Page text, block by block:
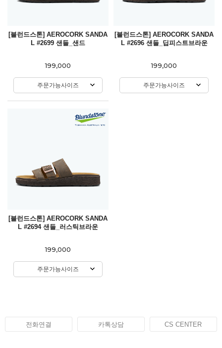
[블런드스톤] AEROCORK SANDA
L #2699 샌들_샌드
199,000
주문가능사이즈
[블런드스톤] AEROCORK SANDA
L #2696 샌들_딥피스트브라운
199,000
주문가능사이즈
[블런드스톤] AEROCORK SANDA
L #2694 샌들_러스틱브라운
199,000
주문가능사이즈
전화연결 카톡상담 CS CENTER